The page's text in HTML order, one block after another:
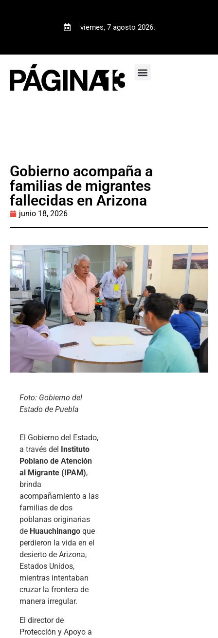
viernes, 7 agosto 2026.
Gobierno acompaña a
familias de migrantes
fallecidas en Arizona
junio 18, 2026
Foto: Gobierno del
Estado de Puebla
El Gobierno del Estado,
a través del
Instituto
Poblano de Atención
al Migrante (IPAM),
brinda
acompañamiento a las
familias de dos
poblanas originarias
de Huauchinango que
perdieron la vida en el
desierto de Arizona,
Estados Unidos,
mientras intentaban
cruzar la frontera de
manera irregular.
El director de
Protección y Apoyo a